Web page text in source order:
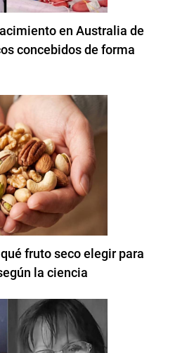
en Australia de
concebidos de forma
fruto seco elegir para
la ciencia